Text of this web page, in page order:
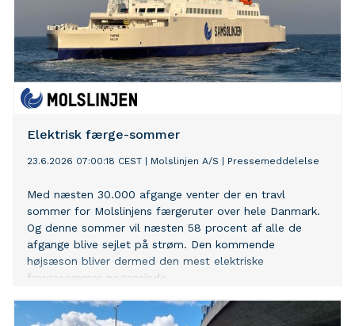
Elektrisk færge-sommer
23.6.2026 07:00:18 CEST Molslinjen A/S Pressemeddelelse
Med næsten 30.000 afgange venter der en travl
sommer for Molslinjens færgeruter over hele Danmark.
Og denne sommer vil næsten 58 procent af alle de
afgange blive sejlet på strøm. Den kommende
højsæson bliver dermed den mest elektriske
færgesommer nogensinde.